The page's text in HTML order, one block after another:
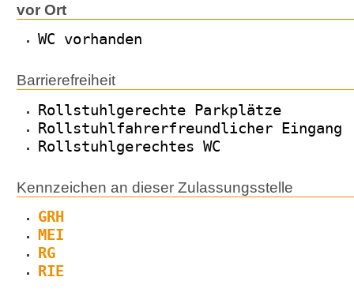
vor Ort
WC vorhanden
Barrierefreiheit
Rollstuhlgerechte Parkplätze
Rollstuhlfahrerfreundlicher Eingang
Rollstuhlgerechtes WC
Kennzeichen an dieser Zulassungsstelle
GRH
MEI
RG
RIE